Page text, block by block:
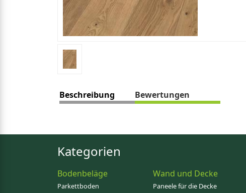
Beschreibung Bewertungen
Kategorien
Bodenbeläge
Parkettboden
Wand und Decke
Paneele für die Decke